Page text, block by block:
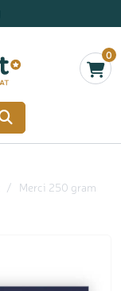
0
/
Merci 250 gram